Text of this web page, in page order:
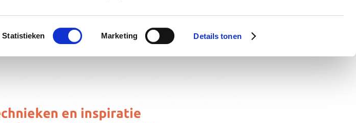
Statistieken Marketing Details tonen